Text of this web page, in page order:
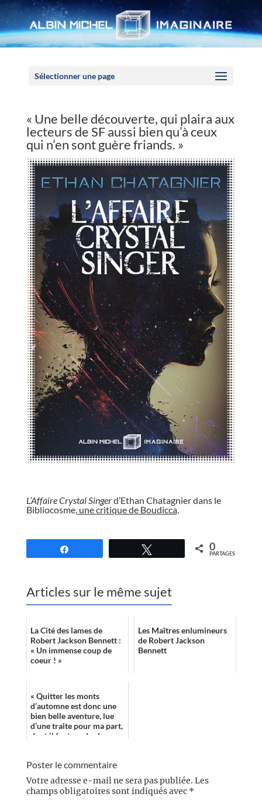
Sélectionner une page
« Une belle découverte, qui plaira aux
lecteurs de SF aussi bien qu’à ceux
qui n’en sont guère friands. »
L’Affaire Crystal Singerd’Ethan Chatagnier dans le
Bibliocosme,une critique de Boudicca.
0
PARTAGES
Articles sur le même sujet
La Cité des lames de
Robert Jackson Bennett :
« Un immense coup de
coeur ! »
Les Maîtres enlumineurs
de Robert Jackson
Bennett
« Quitter les monts
d’automne est donc une
bien belle aventure, lue
d’une traite pour ma part,
dont il faut garder la
Poster le commentaire
Votre adresse e-mail ne sera pas publiée. Les
champs obligatoires sont indiqués avec *
Panneau de gestion des cookies